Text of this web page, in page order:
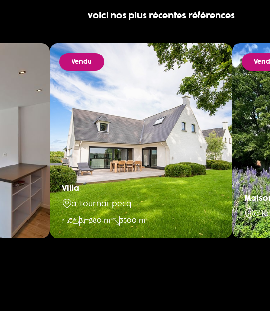
voici nos plus récentes références
Vendu
Villa
à Tournai-pecq
5 3 380 m² 3500 m²
à